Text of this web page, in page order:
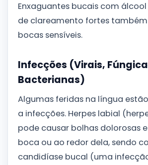
Enxaguantes bucais com
de clareamento fortes
bocas sensíveis.
Infecções (Virais,
Bacterianas)
Algumas feridas na língua
a infecções. Herpes labial
pode causar bolhas dolorosas
boca ou ao redor dela, sendo
candidíase bucal (uma